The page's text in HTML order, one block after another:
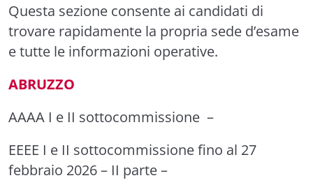
Questa sezione consente ai candidati di
trovare rapidamente la propria sede d’esame
e tutte le informazioni operative.
ABRUZZO
AAAA I e II sottocommissione –
EEEE I e II sottocommissionefino al 27
febbraio 2026 – II parte–